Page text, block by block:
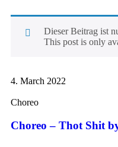
Dieser Beitrag ist
This post is only
4. March 2022
Choreo
Choreo – Thot Shit